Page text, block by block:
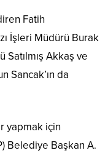
Fatih
İşleri Müdürü Burak
Satılmış Akkaş ve
Sancak’ın da
yapmak için
Belediye Başkan A.